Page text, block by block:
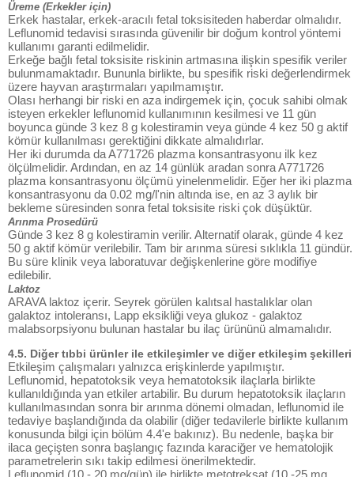
Üreme (Erkekler için)
Erkek hastalar, erkek-aracılı fetal toksisiteden haberdar olmalıdır.
Leflunomid tedavisi sırasında güvenilir bir doğum kontrol yöntemi
kullanımı garanti edilmelidir.
Erkeğe bağlı fetal toksisite riskinin artmasına ilişkin spesifik veriler
bulunmamaktadır. Bununla birlikte, bu spesifik riski değerlendirmek
üzere hayvan araştırmaları yapılmamıştır.
Olası herhangi bir riski en aza indirgemek için, çocuk sahibi olmak
isteyen erkekler leflunomid kullanımının kesilmesi ve 11 gün
boyunca günde 3 kez 8 g kolestiramin veya günde 4 kez 50 g aktif
kömür kullanılması gerektiğini dikkate almalıdırlar.
Her iki durumda da A771726 plazma konsantrasyonu ilk kez
ölçülmelidir. Ardından, en az 14 günlük aradan sonra A771726
plazma konsantrasyonu ölçümü yinelenmelidir. Eğer her iki plazma
konsantrasyonu da 0.02 mg/l'nin altında ise, en az 3 aylık bir
bekleme süresinden sonra fetal toksisite riski çok düşüktür.
Arınma Prosedürü
Günde 3 kez 8 g kolestiramin verilir. Alternatif olarak, günde 4 kez
50 g aktif kömür verilebilir. Tam bir arınma süresi sıklıkla 11 gündür.
Bu süre klinik veya laboratuvar değişkenlerine göre modifiye
edilebilir.
Laktoz
ARAVA laktoz içerir. Seyrek görülen kalıtsal hastalıklar olan
galaktoz intoleransı, Lapp eksikliği veya glukoz - galaktoz
malabsorpsiyonu bulunan hastalar bu ilaç ürününü almamalıdır.
4.5. Diğer tıbbi ürünler ile etkileşimler ve diğer etkileşim şekilleri
Etkileşim çalışmaları yalnızca erişkinlerde yapılmıştır.
Leflunomid, hepatotoksik veya hematotoksik ilaçlarla birlikte
kullanıldığında yan etkiler artabilir. Bu durum hepatotoksik ilaçların
kullanılmasından sonra bir arınma dönemi olmadan, leflunomid ile
tedaviye başlandığında da olabilir (diğer tedavilerle birlikte kullanım
konusunda bilgi için bölüm 4.4'e bakınız). Bu nedenle, başka bir
ilaca geçişten sonra başlangıç fazında karaciğer ve hematolojik
parametrelerin sıkı takip edilmesi önerilmektedir.
Leflunomid (10 - 20 mg/gün) ile birlikte metotreksat (10 -25 mg